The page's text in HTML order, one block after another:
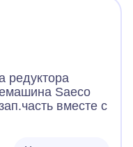
редуктора
Saeco
вместе с